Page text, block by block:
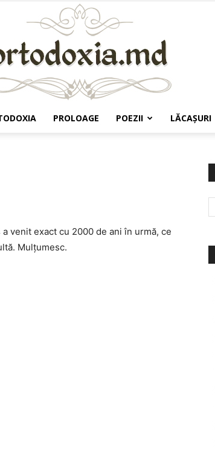
PROLOAGE POEZII LĂCAŞURI
venit exact cu 2000 de ani în urmă, ce
Mulţumesc.